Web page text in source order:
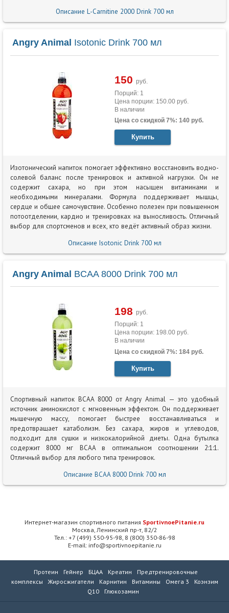
Описание L-Carnitine 2000 Drink 700 мл
Angry Animal Isotonic Drink 700 мл
150 руб.
Порций: 1
Цена порции: 150.00 руб.
В наличии
Цена со скидкой 7%: 140 руб.
Купить
Изотонический напиток помогает эффективно восстановить водно-
солевой баланс после тренировок и активной нагрузки. Он не
содержит сахара, но при этом насыщен витаминами и
необходимыми минералами. Формула поддерживает мышцы,
сердце и общее самочувствие. Особенно полезен при повышенном
потоотделении, кардио и тренировках на выносливость. Отличный
выбор для спортсменов и всех, кто ведёт активный образ жизни.
Описание Isotonic Drink 700 мл
Angry Animal BCAA 8000 Drink 700 мл
198 руб.
Порций: 1
Цена порции: 198.00 руб.
В наличии
Цена со скидкой 7%: 184 руб.
Купить
Спортивный напиток BCAA 8000 от Angry Animal — это удобный
источник аминокислот с мгновенным эффектом. Он поддерживает
мышечную массу, помогает быстрее восстанавливаться и
предотвращает катаболизм. Без сахара, жиров и углеводов,
подходит для сушки и низкокалорийной диеты. Одна бутылка
содержит 8000 мг BCAA в оптимальном соотношении 2:1:1.
Отличный выбор для любого типа тренировок.
Описание BCAA 8000 Drink 700 мл
Интернет-магазин спортивного питания SportivnoePitanie.ru
Москва, Ленинский пр-т, 82/2
Тел.: +7 (499) 550-95-98, 8 (800) 350-86-98
E-mail: info@sportivnoepitanie.ru
Протеин Гейнер БЦАА Креатин
Предтренировочные
комплексы
Жиросжигатели Карнитин Витамины Омега 3
Коэнзим
Q10
Глюкозамин